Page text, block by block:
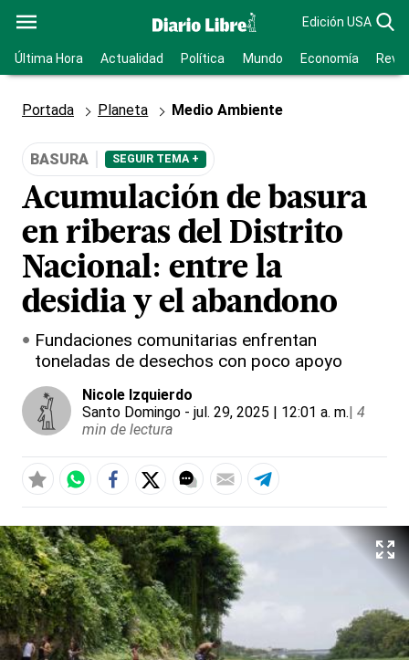
Edición USA
Última Hora Actualidad Política Mundo Economía
Portada Planeta Medio Ambiente
BASURA SEGUIR TEMA +
Acumulación de basura
en riberas del Distrito
Nacional: entre la
desidia y el abandono
Fundaciones comunitarias enfrentan
toneladas de desechos con poco apoyo
Nicole Izquierdo
Santo Domingo - jul. 29, 2025 | 12:01 a. m.| 4
min de lectura